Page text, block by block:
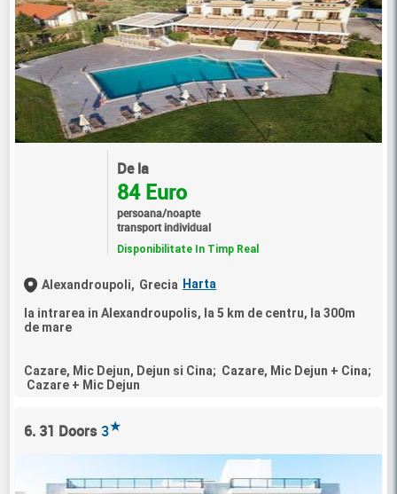
De la
84 Euro
persoana/noapte
transport individual
Disponibilitate In Timp Real
Alexandroupoli, Grecia Harta
la intrarea in Alexandroupolis, la 5 km de centru, la 300m
de mare
Cazare, Mic Dejun, Dejun si Cina; Cazare, Mic Dejun + Cina;
Cazare + Mic Dejun
6. 31 Doors 3★